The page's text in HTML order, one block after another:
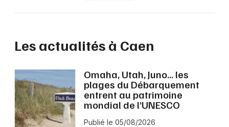
Les actualités à Caen
Omaha, Utah, Juno… les
plages du Débarquement
entrent au patrimoine
mondial de l’UNESCO
Publié le 05/08/2026